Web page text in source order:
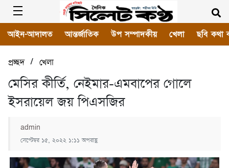
আইন-আদালত আন্তর্জাতিক উপ সম্পাদকীয় খেলা ছবি কথা
প্রচ্ছদ/ খেলা
মেসির কীর্তি, নেইমার-এমবাপের গোলে
ইসরায়েল জয় পিএসজির
admin
সেপ্টেম্বর ১৫, ২০২২ ১:১১ অপরাহ্ণ